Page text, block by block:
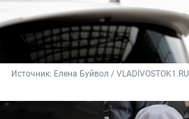
Источник: Елена Буйвол / VLADIVOSTOK1.RU